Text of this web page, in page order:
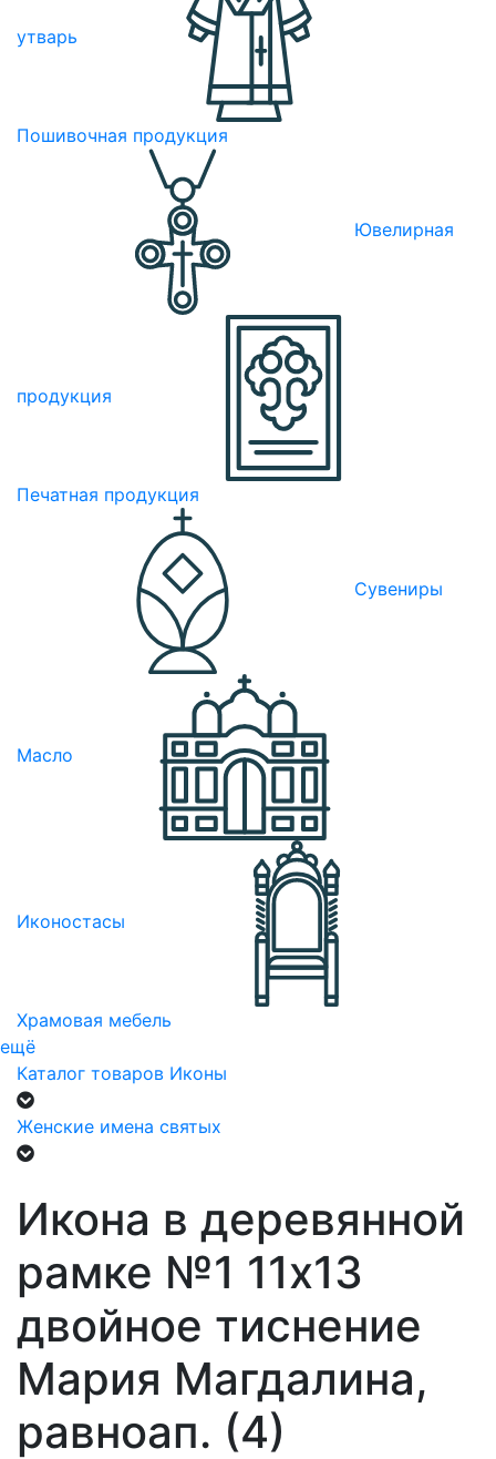
утварь
Пошивочная продукция
Ювелирная
продукция
Печатная продукция
Сувениры
Масло
Иконостасы
Храмовая мебель
ещё
Каталог товаров Иконы
Женские имена святых
Икона в деревянной
рамке №1 11х13
двойное тиснение
Мария Магдалина,
равноап. (4)